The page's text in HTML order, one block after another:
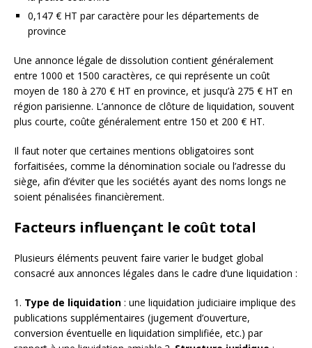
0,147 € HT par caractère pour les départements de
province
Une annonce légale de dissolution contient généralement
entre 1000 et 1500 caractères, ce qui représente un coût
moyen de 180 à 270 € HT en province, et jusqu’à 275 € HT en
région parisienne. L’annonce de clôture de liquidation, souvent
plus courte, coûte généralement entre 150 et 200 € HT.
Il faut noter que certaines mentions obligatoires sont
forfaitisées, comme la dénomination sociale ou l’adresse du
siège, afin d’éviter que les sociétés ayant des noms longs ne
soient pénalisées financièrement.
Facteurs influençant le coût total
Plusieurs éléments peuvent faire varier le budget global
consacré aux annonces légales dans le cadre d’une liquidation :
1. Type de liquidation : une liquidation judiciaire implique des
publications supplémentaires (jugement d’ouverture,
conversion éventuelle en liquidation simplifiée, etc.) par